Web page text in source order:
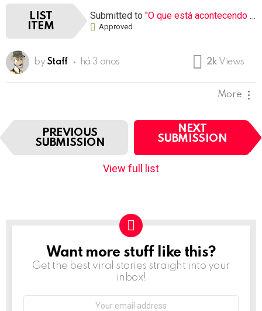
LIST
ITEM
Submitted to "O que está acontecendo aqui?"
Approved
by Staff há 3 anos 2k Views
More
I
e
PREVIOUS
SUBMISSION
NEXT
SUBMISSION
View full list
NEWSLETTER
Want more stuff like this?
Get the best viral stories straight into your
inbox!